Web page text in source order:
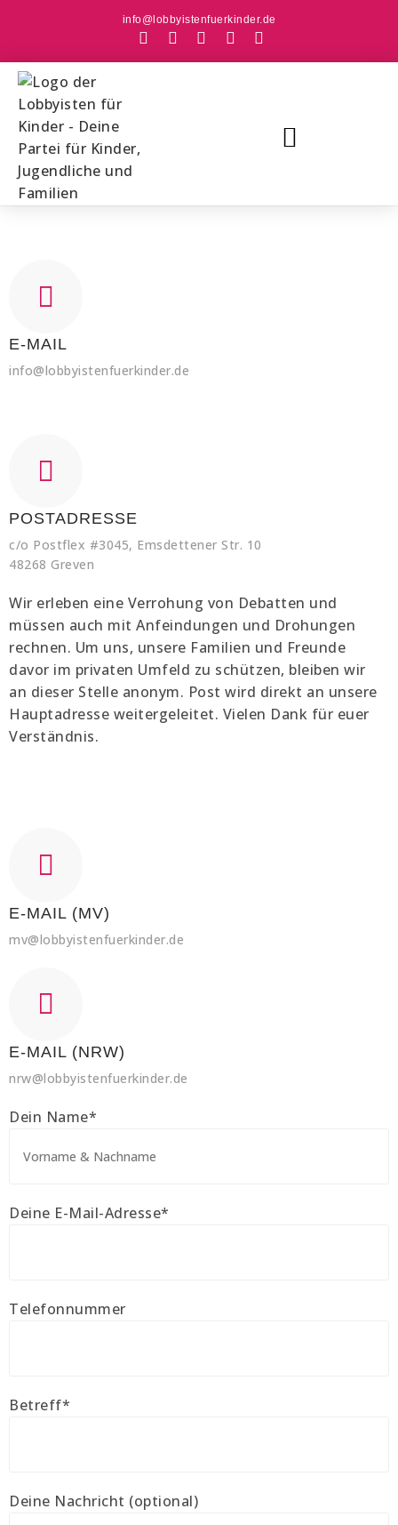
info@lobbyistenfuerkinder.de
E-MAIL
info@lobbyistenfuerkinder.de
POSTADRESSE
c/o Postflex #3045, Emsdettener Str. 10
48268 Greven
Wir erleben eine Verrohung von Debatten und
müssen auch mit Anfeindungen und Drohungen
rechnen. Um uns, unsere Familien und Freunde
davor im privaten Umfeld zu schützen, bleiben wir
an dieser Stelle anonym. Post wird direkt an unsere
Hauptadresse weitergeleitet. Vielen Dank für euer
Verständnis.
E-MAIL (MV)
mv@lobbyistenfuerkinder.de
E-MAIL (NRW)
nrw@lobbyistenfuerkinder.de
Dein Name*
Deine E-Mail-Adresse*
Telefonnummer
Betreff*
Deine Nachricht (optional)